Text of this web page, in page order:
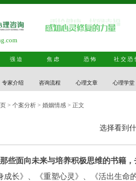
强迫 焦虑 恐怖 社交恐
专家介绍 咨询流程 心理文章 心理学堂
> 个案分析 > 婚姻情感 > 正文
选择看到
些面向未来与培养积极思维的书籍
成长》、《重塑心灵》、《活出生命